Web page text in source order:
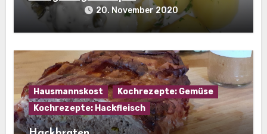
20. November 2020
Hausmannskost
Kochrezepte: Gemüse
Kochrezepte: Hackfleisch